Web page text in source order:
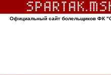
Официальный сайт болельщиков ФК